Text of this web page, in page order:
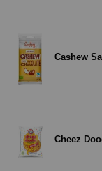
Cashew
Cheez